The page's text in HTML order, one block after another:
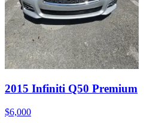
2015 Infiniti Q50 Premium
$6,000